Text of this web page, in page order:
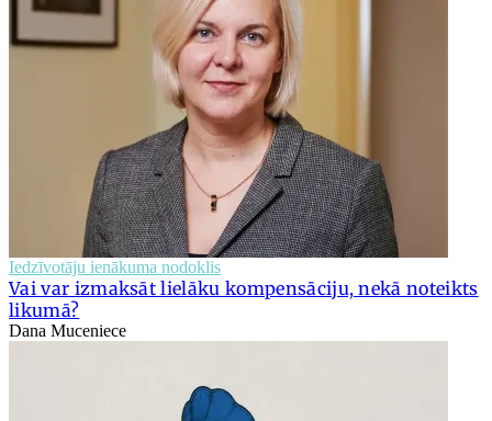
Iedzīvotāju ienākuma nodoklis
Vai var izmaksāt lielāku kompensāciju, nekā noteikts
likumā?
Dana Muceniece